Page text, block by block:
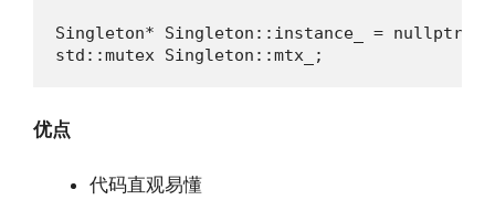
Singleton* Singleton::instance_ = nullptr;
std::mutex Singleton::mtx_;
优点
代码直观易懂